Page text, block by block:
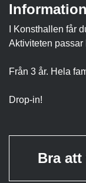
Information
I Konsthallen får
Aktiviteten passar
Från 3 år. Hela
Drop-in!
Bra att